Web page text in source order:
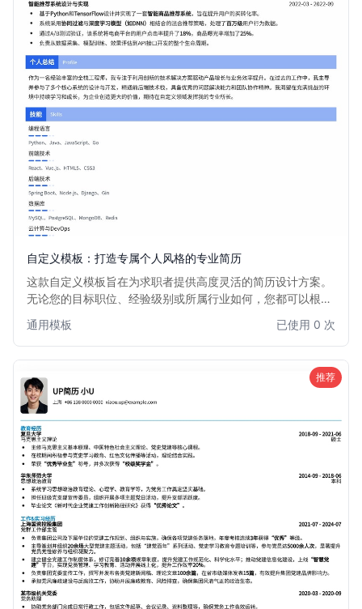
自定义模板：打造专属个人风格的专业简历
这款自定义模板旨在为求职者提供高度灵活的简历设计方案。
无论您的目标职位、经验级别或所属行业如何，您都可以根据
全符合个人品牌和招聘单位偏好的简历。它适用于所有希望展
现独特个性和专业素养的求职者。
通用模板 已使用 0 次
推荐